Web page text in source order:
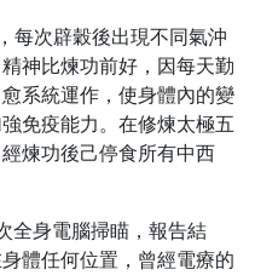
每次辟穀後出現不同氣沖
神比煉功前好，因每天勤
系統運作，使身體內的變
免疫能力。在修煉太極五
煉功後己停食所有中西
全身電腦掃瞄，報告結
體任何位置，曾經電療的